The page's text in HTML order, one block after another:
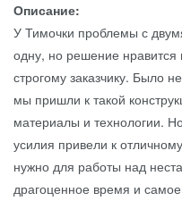
Описание:
У Тимочки проблемы с
одну, но решение
строгому заказчику. Было
мы пришли к такой
материалы и технологии.
усилия привели к
нужно для работы над
драгоценное время и